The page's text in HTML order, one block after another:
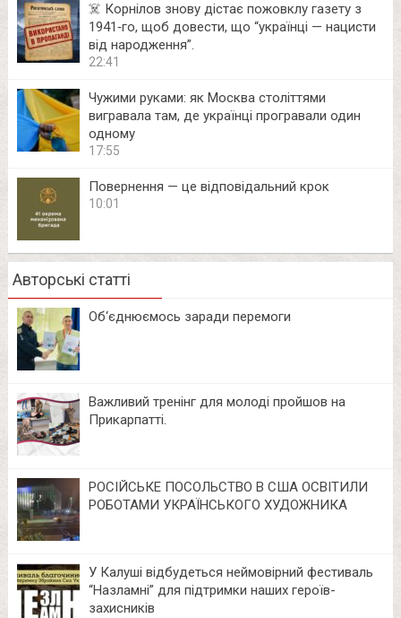
☠️ Корнілов знову дістає пожовклу газету з
1941‑го, щоб довести, що “українці — нацисти
від народження”.
22:41
Чужими руками: як Москва століттями
вигравала там, де українці програвали один
одному
17:55
Повернення — це відповідальний крок
10:01
Авторські статті
Об‘єднюємось заради перемоги
Важливий тренінг для молоді пройшов на
Прикарпатті.
РОСІЙСЬКЕ ПОСОЛЬСТВО В США ОСВІТИЛИ
РОБОТАМИ УКРАЇНСЬКОГО ХУДОЖНИКА
У Калуші відбудеться неймовірний фестиваль
“Назламні” для підтримки наших героїв-
захисників